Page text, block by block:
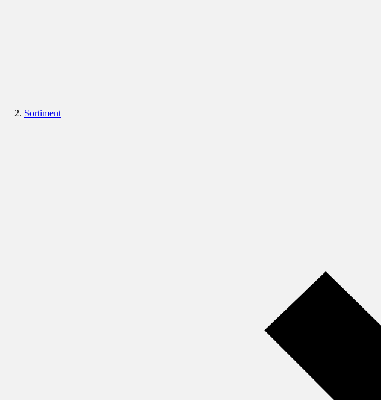
Sortiment